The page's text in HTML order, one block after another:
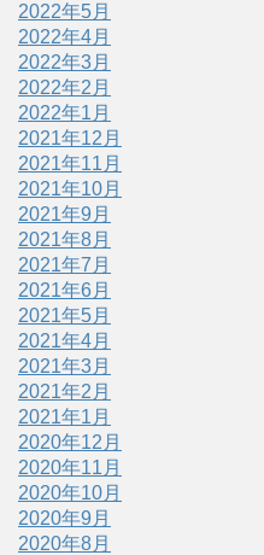
2022年5月
2022年4月
2022年3月
2022年2月
2022年1月
2021年12月
2021年11月
2021年10月
2021年9月
2021年8月
2021年7月
2021年6月
2021年5月
2021年4月
2021年3月
2021年2月
2021年1月
2020年12月
2020年11月
2020年10月
2020年9月
2020年8月